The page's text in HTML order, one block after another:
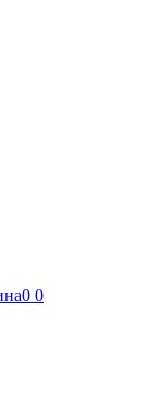
0 0